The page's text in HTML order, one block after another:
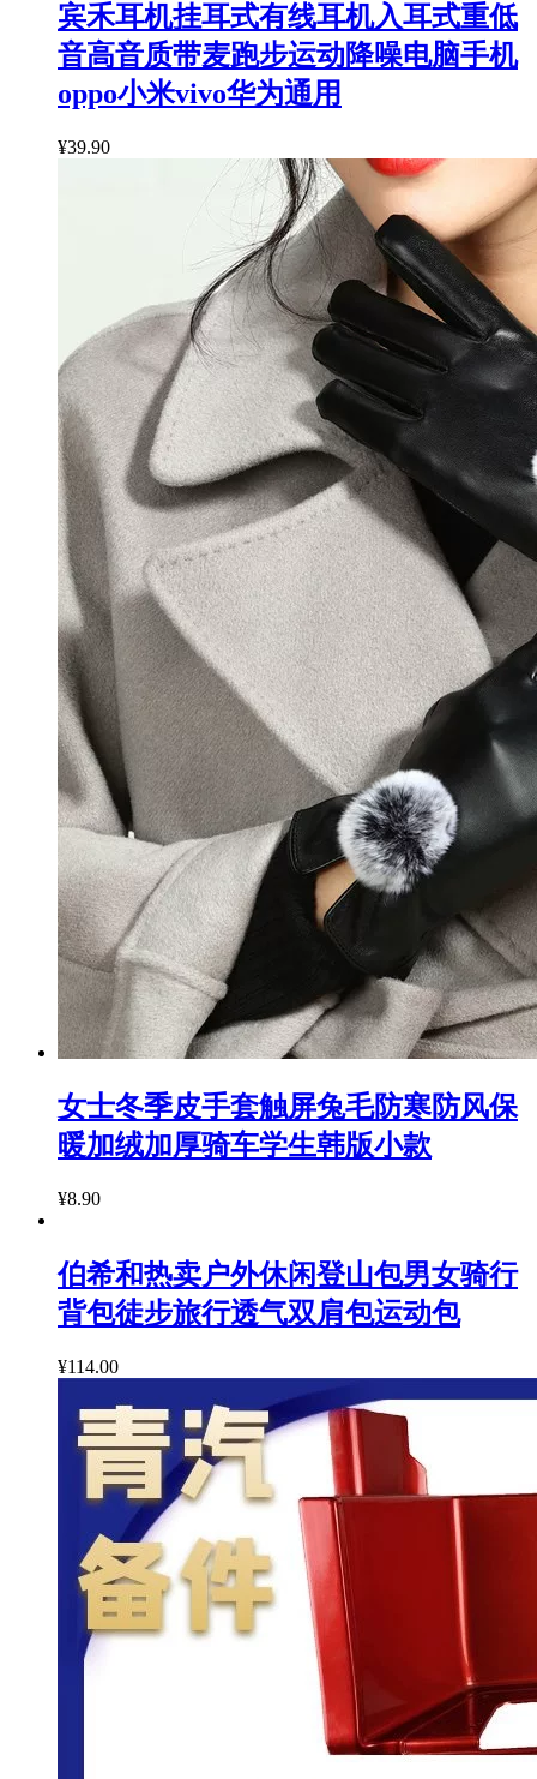
宾禾耳机挂耳式有线耳机入耳式重低
音高音质带麦跑步运动降噪电脑手机
oppo小米vivo华为通用
¥39.90
女士冬季皮手套触屏兔毛防寒防风保
暖加绒加厚骑车学生韩版小款
¥8.90
伯希和热卖户外休闲登山包男女骑行
背包徒步旅行透气双肩包运动包
¥114.00